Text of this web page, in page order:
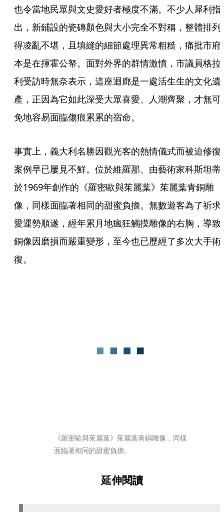
也令當地民眾與文史愛好者極度不滿。不少人犀利指
出，新鋪設的瓷磚顏色與大小完全不對稱，整體排列
得凌亂不堪，且填縫的細節處理異常粗糙，痛批市府
本是在揮霍公帑。面對外界的群情激憤，市議員格拉
利受訪時無奈表示，這座迴廊是一處活生生的文化遺
產，正因為它如此深受大眾喜愛、人潮齊聚，才無可
免地容易面臨傷痕累累的宿命。
事實上，義大利名勝因觀光客的熱情儀式而被迫修復
案例早已屢見不鮮。位於維羅那、由藝術家科斯坦蒂
於1969年創作的《羅密歐與茱麗葉》茱麗葉青銅雕
像，同樣面臨著相同的甜蜜負擔。無數遊客為了祈求
愛運勢順遂，經年累月地瘋狂觸摸雕像的右胸，導致
銅像因磨損而嚴重變形，至今也已歷經了多次大手術
復。
《羅密歐與茱麗葉》茱麗葉青銅雕像，同樣
面臨著相同的甜蜜負擔。
延伸閱讀